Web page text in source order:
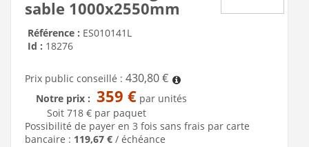
sable 1000x2550mm
Référence : ES010141L
Id : 18276
Prix public conseillé : 430,80 €
Notre prix : 359 € par unités
Soit 718 € par paquet
Possibilité de payer en 3 fois sans frais par carte
bancaire : 119,67 € / échéance